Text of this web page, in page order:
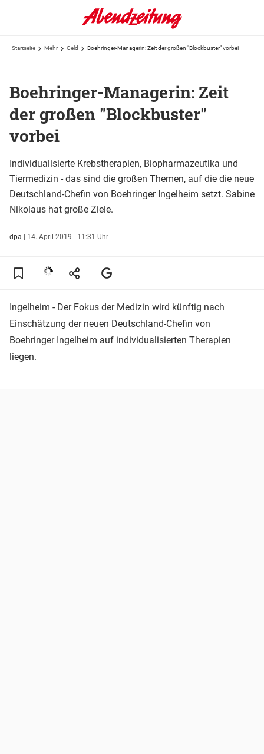
Startseite Mehr Geld Boehringer-Managerin: Zeit der großen "Blockbuster" vorbei
Boehringer-Managerin: Zeit
der großen "Blockbuster"
vorbei
Individualisierte Krebstherapien, Biopharmazeutika und
Tiermedizin - das sind die großen Themen, auf die die neue
Deutschland-Chefin von Boehringer Ingelheim setzt. Sabine
Nikolaus hat große Ziele.
dpa | 14. April 2019 - 11:31 Uhr
Ingelheim - Der Fokus der Medizin wird künftig nach
Einschätzung der neuen Deutschland-Chefin von
Boehringer Ingelheim auf individualisierten Therapien
liegen.